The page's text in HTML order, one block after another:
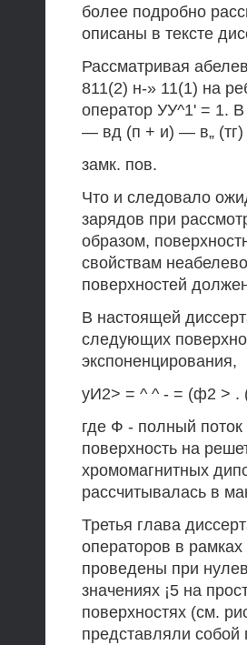
более подробно
описаны в тексте
Рассматривая
811(2) н-» 11(1) на
оператор УУ^1' = 1.
— вд (п + и) — в„ (тг)
замк. пов.
Что и следовало
зарядов при
образом,
свойствам
поверхностей
В настоящей
следующих
экспоненцирования,
уИ2> = ^ ^ - = (ф2 > .
где Ф - полный поток
поверхность на
хромомагнитных
рассчитывалась в
Третья глава
операторов в
проведены при
значениях ¡5 на
поверхностях (см.
представляли